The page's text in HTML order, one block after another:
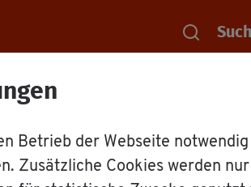
Betrieb der Webseite
Zusätzliche Cookies werden
Dienst­leis­tun­gen Be­trei­ber­wech­sel einer